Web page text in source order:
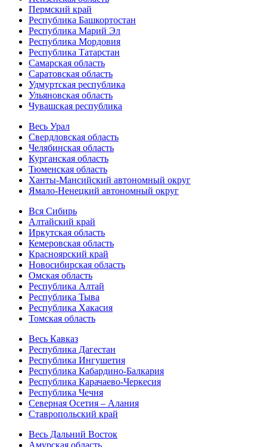
Пермский край
Республика Башкортостан
Республика Марий Эл
Республика Мордовия
Республика Татарстан
Самарская область
Саратовская область
Удмуртская республика
Ульяновская область
Чувашская республика
Весь Урал
Свердловская область
Челябинская область
Курганская область
Тюменская область
Ханты-Мансийский автономный округ
Ямало-Ненецкий автономный округ
Вся Сибирь
Алтайский край
Иркутская область
Кемеровская область
Красноярский край
Новосибирская область
Омская область
Республика Алтай
Республика Тыва
Республика Хакасия
Томская область
Весь Кавказ
Республика Дагестан
Республика Ингушетия
Республика Кабардино-Балкария
Республика Карачаево-Черкесия
Республика Чечня
Северная Осетия – Алания
Ставропольский край
Весь Дальний Восток
Амурская область